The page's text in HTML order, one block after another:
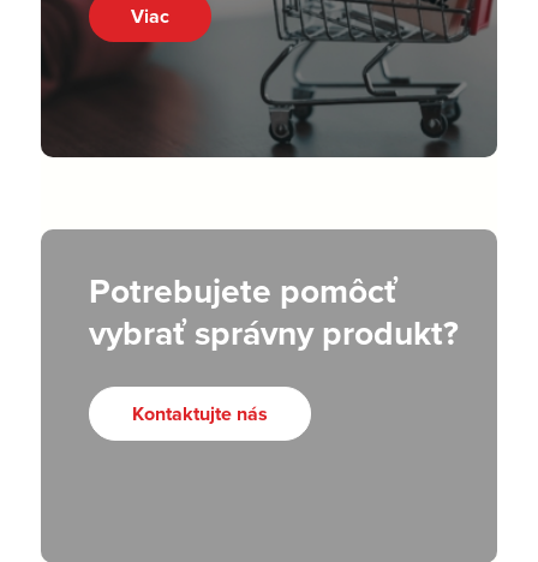
Viac
Potrebujete pomôcť
vybrať správny produkt?
Kontaktujte nás